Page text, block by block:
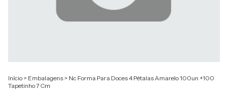
Início > Embalagens > Nc Forma Para Doces 4 Pétalas Amarelo 100un +100
Tapetinho 7 Cm